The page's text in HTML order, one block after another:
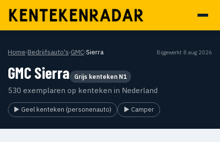
Home›Bedrijfsauto's›GMC›Sierra Bijgewerkt 8 aug 2026
GMC Sierra Grijs kenteken N1
530 exemplaren op kenteken in Nederland
▶ Geel kenteken (personenauto) ▶ Camper